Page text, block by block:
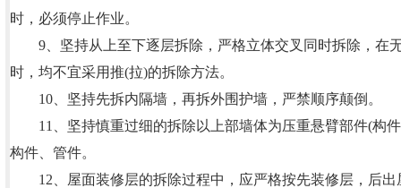
时，必须停止作业。
9、坚持从上至下逐层拆除，严格立体交叉同时拆除，在
时，均不宜采用推(拉)的拆除方法。
10、坚持先拆内隔墙，再拆外围护墙，严禁顺序颠倒。
11、坚持慎重过细的拆除以上部墙体为压重悬臂部件(构
构件、管件。
12、屋面装修层的拆除过程中，应严格按先装修层，后出